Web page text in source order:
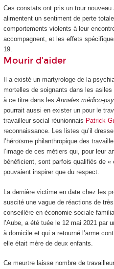
Ces constats ont pris un tour nouveau
alimentent un sentiment de perte
comportements violents à leur
accompagnent, et les effets
19.
Mourir d’aider
Il a existé un martyrologe de la
mortelles de soignants dans les asiles
à ce titre dans lesAnnales médico-
pourrait aussi en exister un pour le
travailleur social réunionnais Patrick
reconnaissance. Les listes qu’il
l’héroïsme philanthropique des
l’image de ces métiers qui, pour leur
bénéficient, sont parfois qualifiés de «
pouvaient inspirer que du respect.
La dernière victime en date chez les
suscité une vague de réactions de
conseillère en économie sociale
l’Aube, a été tuée le 12 mai 2021 par
à domicile et qui a retourné l’arme
elle était mère de deux enfants.
Ce meurtre laisse nombre de